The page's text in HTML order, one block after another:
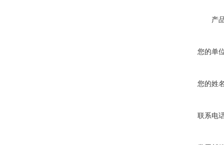
产
您的单
您的姓
联系电